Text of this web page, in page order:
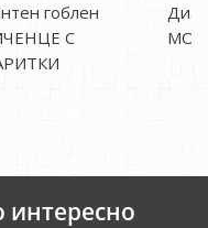
гоблен
С
интересно